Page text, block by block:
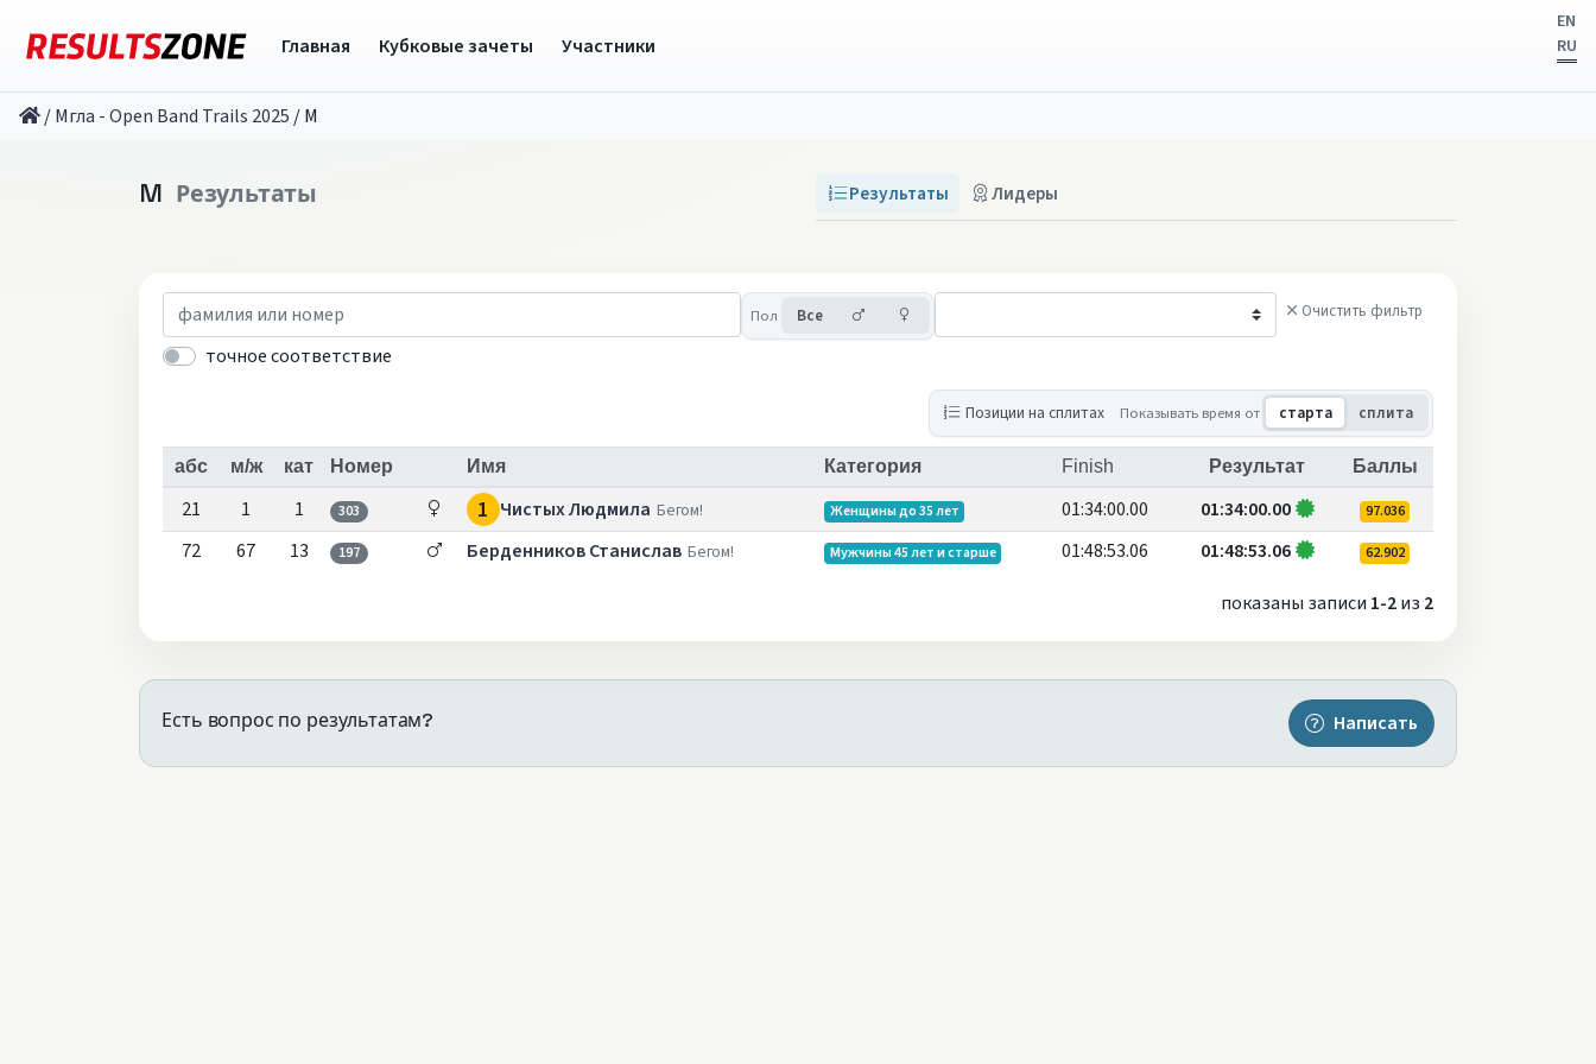
Главная Кубковые зачеты Участники
EN
RU
/Мгла - Open Band Trails 2025 /M
M Результаты Результаты Лидеры
точное соответствие
Пол Все Мужчины Очистить фильтр
Позиции на сплитах Показывать время от старта сплита
абс м/ж кат Номер Имя Категория Finish Результат Баллы
21 1 1 303 1 Чистых Людмила Бегом! Женщины до 35 лет 01:34:00.00 01:34:00.00 97.036
72 67 13 197 Берденников Станислав Бегом! Мужчины 45 лет и старше 01:48:53.06 01:48:53.06 62.902
показаны записи 1-2из 2
Есть вопрос по результатам? Написать